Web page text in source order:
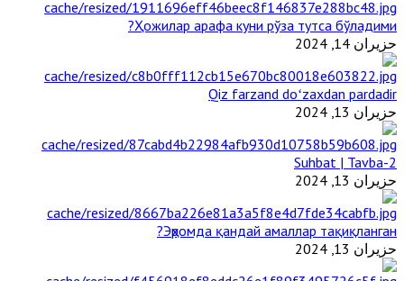
Ҳожилар арафа куни рўза тутса бўладими?
حزيران 14, 2024
Qiz farzand doʻzaxdan pardadir
حزيران 13, 2024
2-Suhbat | Tavba
حزيران 13, 2024
Эҳромда қандай амаллар тақиқланган?
حزيران 13, 2024